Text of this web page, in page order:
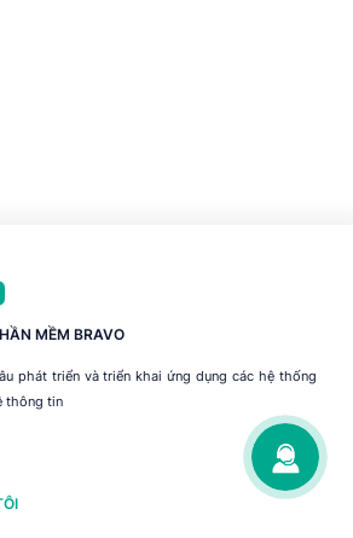
MỀM BRAVO
phát triển và triển khai ứng dụng các hệ thống
thông tin